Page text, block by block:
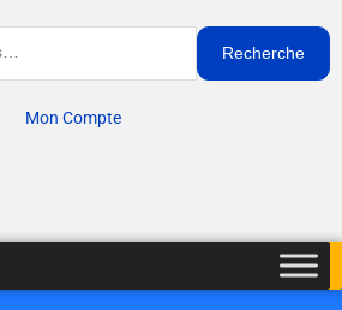
Recherche
Mon Compte